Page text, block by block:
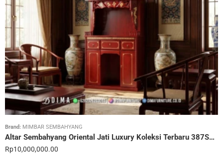
Brand: MIMBAR SEMBAHYANG
Altar Sembahyang Oriental Jati Luxury Koleksi Terbaru 387STC
Rp10,000,000.00